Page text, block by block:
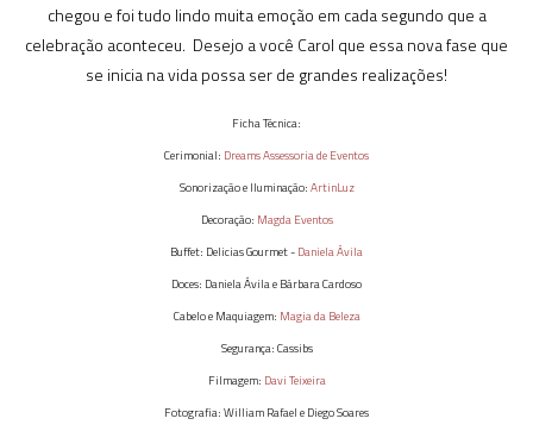
chegou e foi tudo lindo muita emoção em cada segundo que a
celebração aconteceu. Desejo a você Carol que essa nova fase que
se inicia na vida possa ser de grandes realizações!
Ficha Técnica:
Cerimonial: Dreams Assessoria de Eventos
Sonorização e Iluminação: ArtinLuz
Decoração: Magda Eventos
Buffet: Delicias Gourmet - Daniela Ávila
Doces: Daniela Ávila e Bárbara Cardoso
Cabelo e Maquiagem: Magia da Beleza
Segurança: Cassibs
Filmagem: Davi Teixeira
Fotografia: William Rafael e Diego Soares